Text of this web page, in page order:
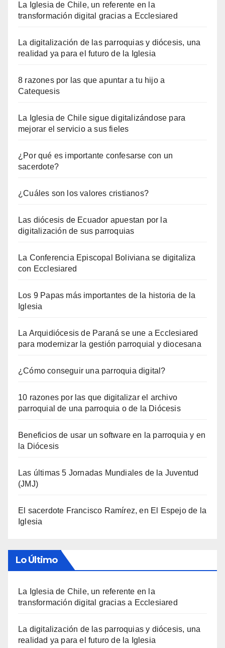
La Iglesia de Chile, un referente en la
transformación digital gracias a Ecclesiared
La digitalización de las parroquias y diócesis, una
realidad ya para el futuro de la Iglesia
8 razones por las que apuntar a tu hijo a
Catequesis
La Iglesia de Chile sigue digitalizándose para
mejorar el servicio a sus fieles
¿Por qué es importante confesarse con un
sacerdote?
¿Cuáles son los valores cristianos?
Las diócesis de Ecuador apuestan por la
digitalización de sus parroquias
La Conferencia Episcopal Boliviana se digitaliza
con Ecclesiared
Los 9 Papas más importantes de la historia de la
Iglesia
La Arquidiócesis de Paraná se une a Ecclesiared
para modernizar la gestión parroquial y diocesana
¿Cómo conseguir una parroquia digital?
10 razones por las que digitalizar el archivo
parroquial de una parroquia o de la Diócesis
Beneficios de usar un software en la parroquia y en
la Diócesis
Las últimas 5 Jornadas Mundiales de la Juventud
(JMJ)
El sacerdote Francisco Ramírez, en El Espejo de la
Iglesia
Lo Último
La Iglesia de Chile, un referente en la
transformación digital gracias a Ecclesiared
La digitalización de las parroquias y diócesis, una
realidad ya para el futuro de la Iglesia